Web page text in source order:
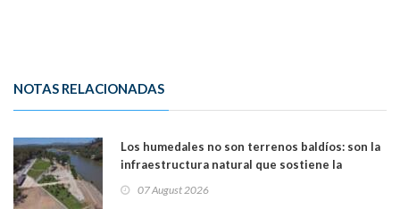
NOTAS RELACIONADAS
Los humedales no son terrenos baldíos: son la
infraestructura natural que sostiene la
07 August 2026